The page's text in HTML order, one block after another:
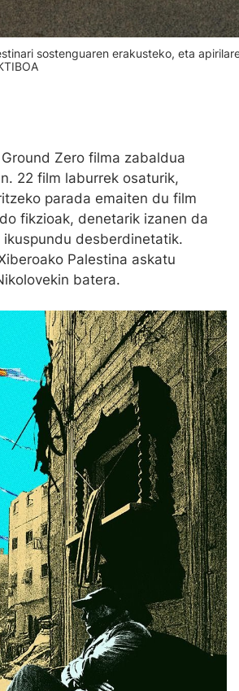
sostenguaren erakusteko, eta
Zero filma zabaldua
22 film laburrek osaturik,
parada emaiten du film
fikzioak, denetarik izanen da
desberdinetatik.
Palestina askatu
batera.